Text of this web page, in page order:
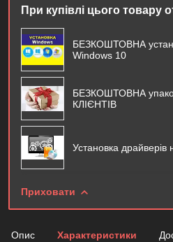
При купівлі цього товару
БЕЗКОШТОВНА
Windows 10
БЕЗКОШТОВНА
КЛІЄНТІВ
Установка драйверів
Приховати
Опис Характеристики